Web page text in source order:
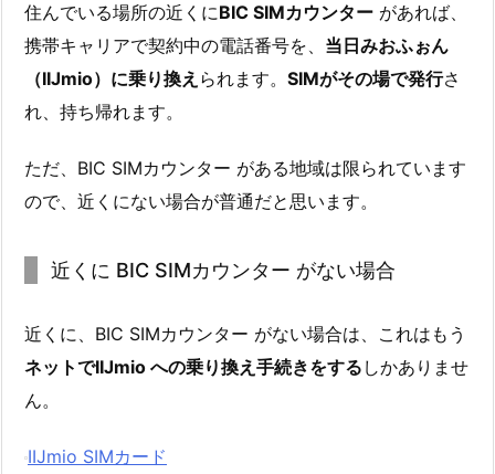
住んでいる場所の近くにBIC SIMカウンター があれば、
携帯キャリアで契約中の電話番号を、 当日みおふぉん
（IIJmio）に乗り換え られます。 SIMがその場で発行さ
れ、持ち帰れます。
ただ、BIC SIMカウンター がある地域は限られています
ので、近くにない場合が普通だと思います。
近くに BIC SIMカウンター がない場合
近くに、BIC SIMカウンター がない場合は、これはもう
ネットでIIJmio への乗り換え手続きをする しかありませ
ん。
IIJmio SIMカード